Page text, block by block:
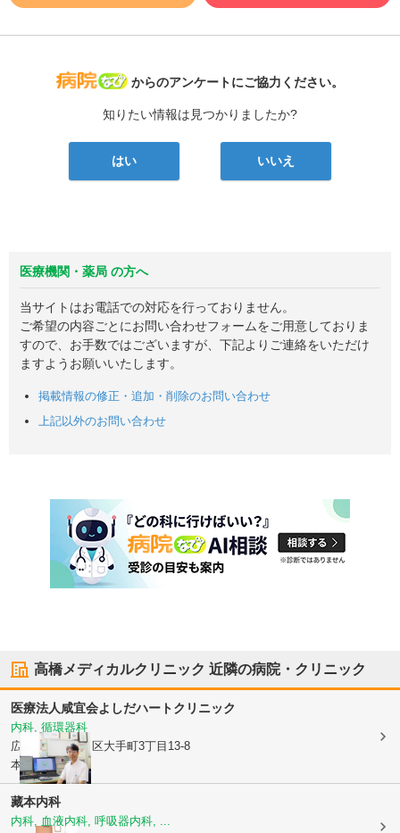
病院なび
からのアンケートにご協力ください。
知りたい情報は見つかりましたか?
はい いいえ
医療機関・薬局 の方へ
当サイトはお電話での対応を行っておりません。
ご希望の内容ごとにお問い合わせフォームをご用意しておりま
すので、お手数ではございますが、下記よりご連絡をいただけ
ますようお願いいたします。
掲載情報の修正・追加・削除のお問い合わせ
上記以外のお問い合わせ
高橋メディカルクリニック 近隣の病院・クリニック
医療法人咸宜会よしだハートクリニック
内科, 循環器科
広島県広島市中区大手町3丁目13-8
本逕寺ビル2F
藏本内科
内科, 血液内科, 呼吸器内科, ...